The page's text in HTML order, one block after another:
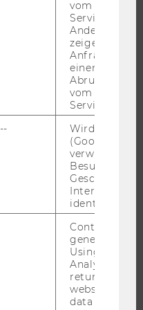
vom AMP-
Service
Andere
zeigen Opt-
Anfrage im
einen Fehler
Abrufen
vom AMP
Service an.
Wird von
(Google Tag
verwendet,
Besucher
Geschlecht
Interessen zu
identifizieren.
Contains a
generated
Using this
Analytics can
returning
website and
data from